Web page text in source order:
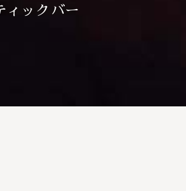
ィックバー